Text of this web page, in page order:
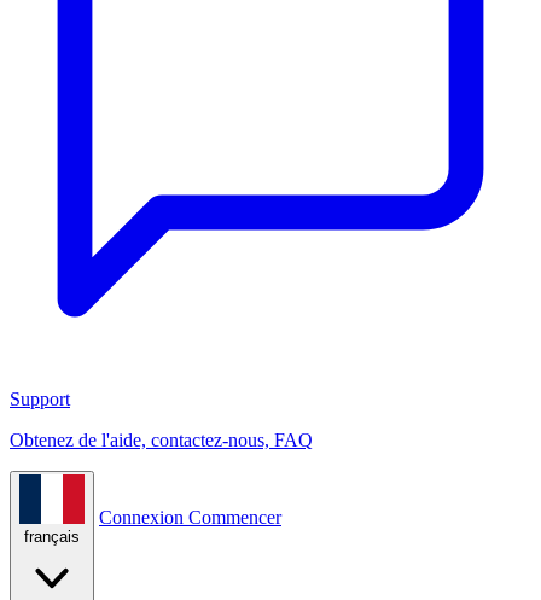
Support
Obtenez de l'aide, contactez-nous, FAQ
français
Connexion Commencer